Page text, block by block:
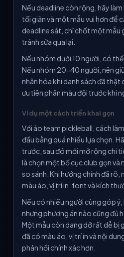
Nếu deadline còn rộng, hãy
tối giản và một mẫu vui hơn để
deadline sát, chỉ chốt một mẫu
tránh sửa qua lại.
Nếu nhóm dưới 10 người, có thể
Nếu nhóm 20-40 người, nên
nhân hóa khi danh sách đã thật
ưu tiên phân màu đội trước khi
Ví dụ một cách triển khai gọn
Với áo team pickleball, cách
đầu bằng quá nhiều lựa chọn.
trước, sau đó mới mở rộng chi
là chọn một bố cục club gọn và
so sánh. Khi hướng chính đã rõ,
màu áo, vị trí in, font và kích
Nếu có nhiều người cùng góp
nhưng phương án nào cũng đủ
Một mẫu còn dang dở rất dễ bị
đã có màu áo, vị trí in và nội
phản hồi chính xác hơn.